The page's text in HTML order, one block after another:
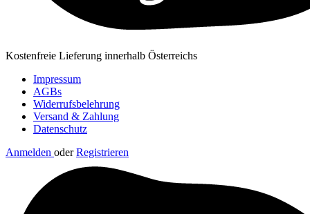
Kostenfreie Lieferung innerhalb Österreichs
Impressum
AGBs
Widerrufsbelehrung
Versand & Zahlung
Datenschutz
Anmelden oder Registrieren